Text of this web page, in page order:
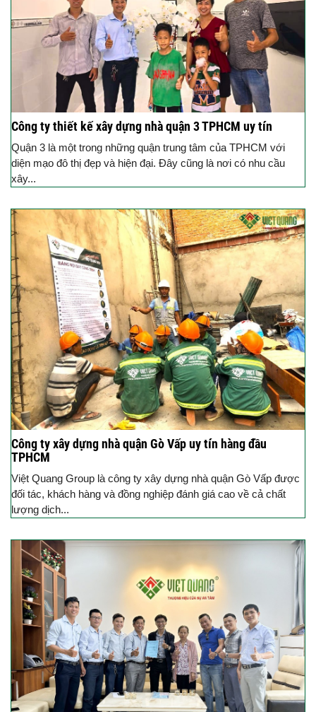
Công ty thiết kế xây dựng nhà quận 3 TPHCM uy tín
Quận 3 là một trong những quận trung tâm của TPHCM với
diện mạo đô thị đẹp và hiện đại. Đây cũng là nơi có nhu cầu
xây...
Công ty xây dựng nhà quận Gò Vấp uy tín hàng đầu
TPHCM
Việt Quang Group là công ty xây dựng nhà quận Gò Vấp được
đối tác, khách hàng và đồng nghiệp đánh giá cao về cả chất
lượng dịch...